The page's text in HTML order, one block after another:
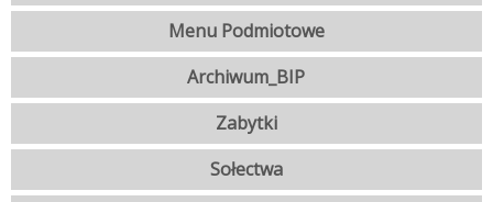
Menu Podmiotowe
Archiwum_BIP
Zabytki
Sołectwa